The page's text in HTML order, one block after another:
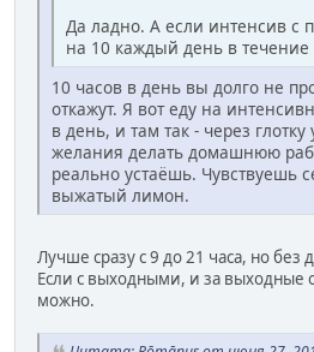
Да ладно. А если интенсив с
на 10 каждый день в
10 часов в день вы долго не
откажут. Я вот еду на
в день, и там так - через глотку
желания делать домашнюю
реально устаёшь. Чувствуешь
выжатый лимон.
Лучше сразу с 9 до 21 часа, но
Если с выходными, и за выходные
можно.